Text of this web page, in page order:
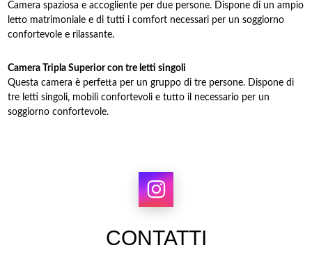
Camera spaziosa e accogliente per due persone. Dispone di un ampio
letto matrimoniale e di tutti i comfort necessari per un soggiorno
confortevole e rilassante.
Camera Tripla Superior con tre letti singoli
Questa camera è perfetta per un gruppo di tre persone. Dispone di
tre letti singoli, mobili confortevoli e tutto il necessario per un
soggiorno confortevole.
CONTATTI